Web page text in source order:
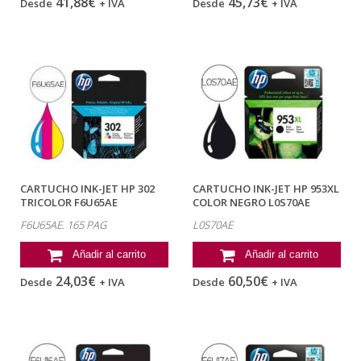
Desde + IVA Desde + IVA
CARTUCHO INK-JET HP 302
TRICOLOR F6U65AE
F6U65AE. 165 PAG
Añadir al carrito
Desde 24,03€ + IVA
CARTUCHO INK-JET HP 953XL
COLOR NEGRO L0S70AE
L0S70AE
Añadir al carrito
Desde 60,50€ + IVA